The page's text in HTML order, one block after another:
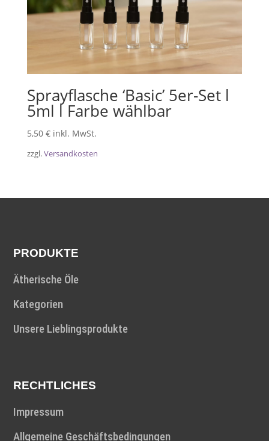
Sprayflasche ‘Basic’ 5er-Set l
5ml l Farbe wählbar
5,50 € inkl. MwSt.
zzgl.Versandkosten
PRODUKTE
Ätherische Öle
Kategorien
Unsere Lieblingsprodukte
RECHTLICHES
Impressum
Allgemeine Geschäftsbedingungen